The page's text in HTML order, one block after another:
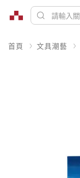
首頁 文具潮藝